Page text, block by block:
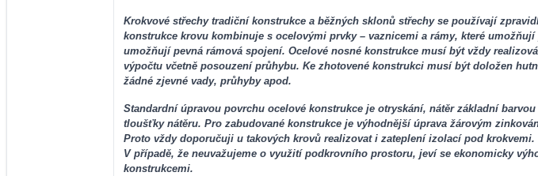
Krokvové střechy tradiční konstrukce a běžných sklonů střechy se používají
konstrukce krovu kombinuje s ocelovými prvky – vaznicemi a rámy, které
umožňují pevná rámová spojení. Ocelové nosné konstrukce musí být vždy
výpočtu včetně posouzení průhybu. Ke zhotovené konstrukci musí být doložen
žádné zjevné vady, průhyby apod.
Standardní úpravou povrchu ocelové konstrukce je otryskání, nátěr základní
tloušťky nátěru. Pro zabudované konstrukce je výhodnější úprava žárovým
Proto vždy doporučuji u takových krovů realizovat i zateplení izolací pod krokvemi.
V případě, že neuvažujeme o využití podkrovního prostoru, jeví se ekonomicky
konstrukcemi.